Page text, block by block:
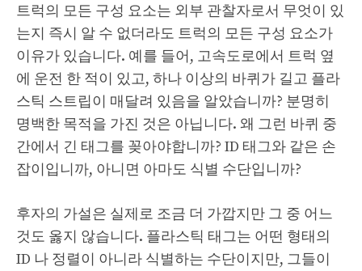
트럭의 모든 구성 요소는 외부 관찰자로서 무엇이 있
는지 즉시 알 수 없더라도 트럭의 모든 구성 요소가
이유가 있습니다. 예를 들어, 고속도로에서 트럭 옆
에 운전 한 적이 있고, 하나 이상의 바퀴가 길고 플라
스틱 스트립이 매달려 있음을 알았습니까? 분명히
명백한 목적을 가진 것은 아닙니다. 왜 그런 바퀴 중
간에서 긴 태그를 꽂아야합니까? ID 태그와 같은 손
잡이입니까, 아니면 아마도 식별 수단입니까?
후자의 가설은 실제로 조금 더 가깝지만 그 중 어느
것도 옳지 않습니다. 플라스틱 태그는 어떤 형태의
ID 나 정렬이 아니라 식별하는 수단이지만, 그들이